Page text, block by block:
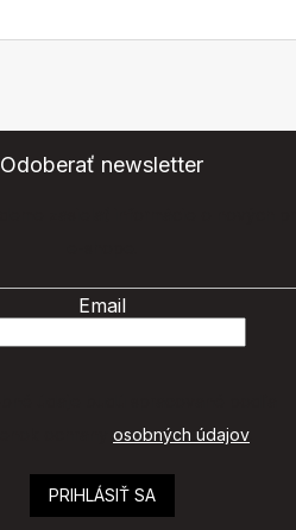
Odoberať newsletter
Email
osobných údajov
PRIHLÁSIŤ SA